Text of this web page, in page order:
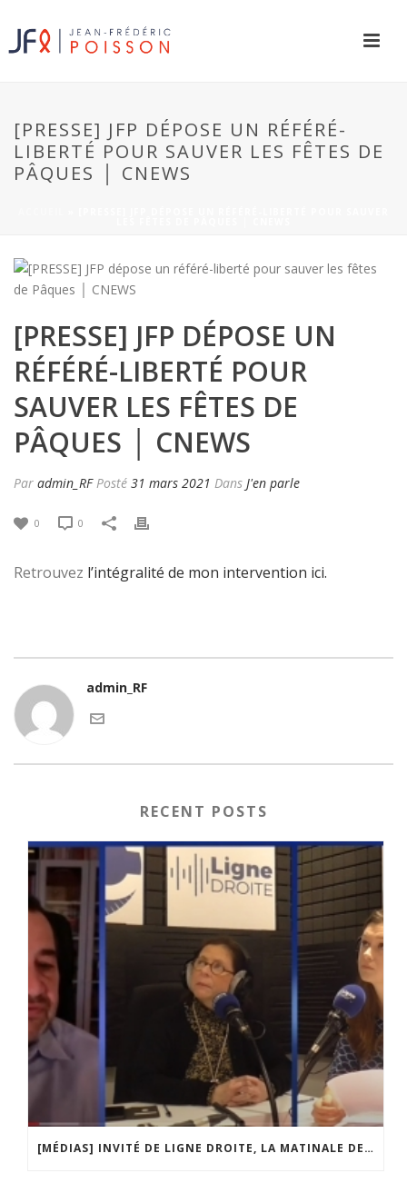
[PRESSE] JFP DÉPOSE UN RÉFÉRÉ-
LIBERTÉ POUR SAUVER LES FÊTES DE
PÂQUES │ CNEWS
[PRESSE] JFP DÉPOSE UN
RÉFÉRÉ-LIBERTÉ POUR
SAUVER LES FÊTES DE
PÂQUES │ CNEWS
Par admin_RF Posté 31 mars 2021 Dans J'en parle
0 0
Retrouvez l’intégralité de mon intervention ici.
admin_RF
RECENT POSTS
[MÉDIAS] INVITÉ DE LIGNE DROITE, LA MATINALE DE RADIO COURTOISIE